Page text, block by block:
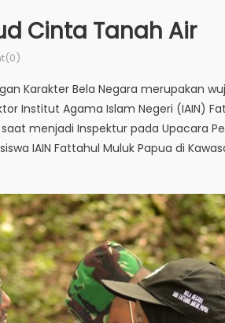
Cinta Tanah Air
Karakter Bela Negara merupakan
Institut Agama Islam Negeri (IAIN)
saat menjadi Inspektur pada Upacara
IAIN Fattahul Muluk Papua di